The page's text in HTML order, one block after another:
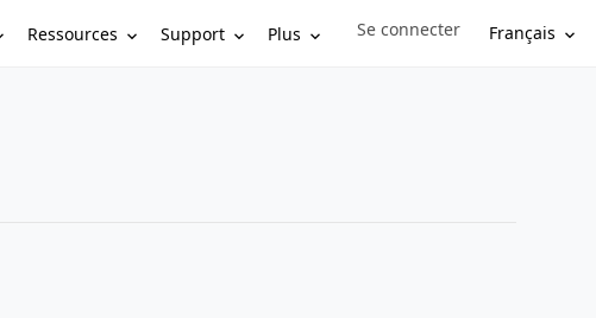
Ressources Support Plus Sign in to your account
Se connecter Français